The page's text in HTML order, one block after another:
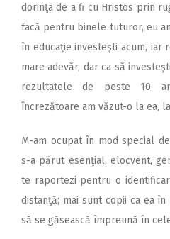
dorinţa de a fi cu Hristos prin
facă pentru binele tuturor, eu
în educaţie investeşti acum, iar
mare adevăr, dar ca să
rezultatele de peste 10
încrezătoare am văzut-o la ea, la
M-am ocupat în mod special
s-a părut esenţial, elocvent,
te raportezi pentru o
distanţă; mai sunt copii ca ea
să se găsească împreună în